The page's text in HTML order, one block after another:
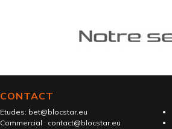
CONTACT
Etudes: bet@blocstar.eu
Commercial : contact@blocstar.eu